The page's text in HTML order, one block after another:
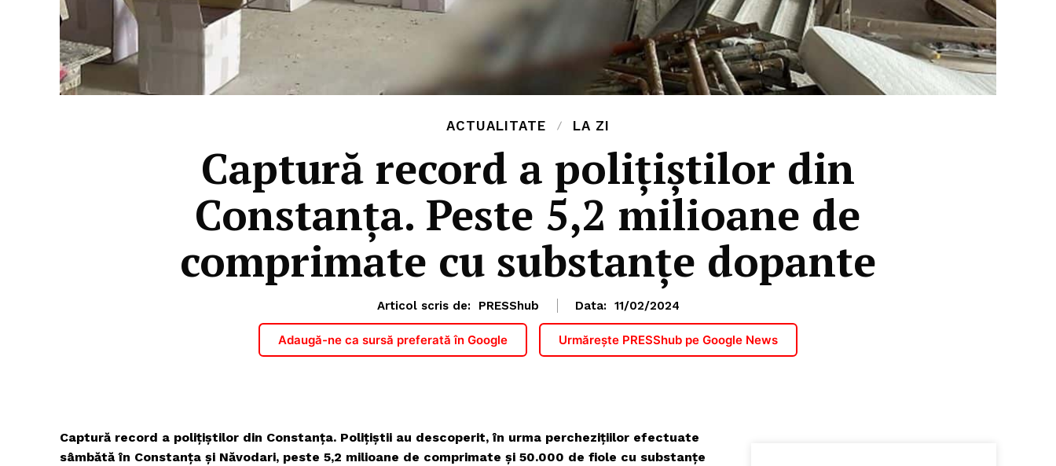
ACTUALITATE LA ZI
Captură record a poliţiştilor din
Constanţa. Peste 5,2 milioane de
comprimate cu substanţe dopante
Articol scris de: PRESShub Data: 11/02/2024
Adaugă-ne ca sursă preferată în Google Urmărește PRESShub pe Google News
Captură record a poliţiştilor din Constanţa. Poliţiştii au descoperit, în urma percheziţiilor efectuate
sâmbătă în Constanţa şi Năvodari, peste 5,2 milioane de comprimate şi 50.000 de fiole cu substanţe